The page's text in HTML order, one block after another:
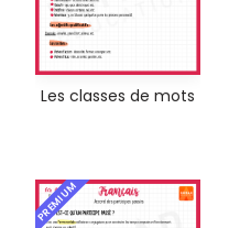
Les classes de mots
PREMIUM